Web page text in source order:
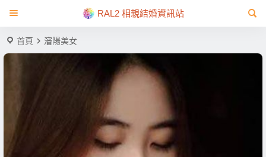
RAL2 相親結婚資訊站
首頁 瀋陽美女